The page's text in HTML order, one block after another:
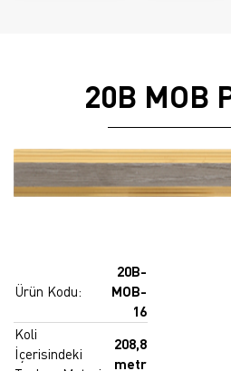
20B MOB
Ürün Kodu:
20B-
MOB-
16
Koli
İçerisindeki
208,8
metr